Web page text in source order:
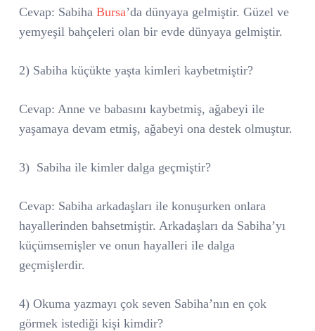
Cevap: Sabiha Bursa’da dünyaya gelmiştir. Güzel ve
yemyeşil bahçeleri olan bir evde dünyaya gelmiştir.
2) Sabiha küçükte yaşta kimleri kaybetmiştir?
Cevap: Anne ve babasını kaybetmiş, ağabeyi ile
yaşamaya devam etmiş, ağabeyi ona destek olmuştur.
3) Sabiha ile kimler dalga geçmiştir?
Cevap: Sabiha arkadaşları ile konuşurken onlara
hayallerinden bahsetmiştir. Arkadaşları da Sabiha’yı
küçümsemişler ve onun hayalleri ile dalga
geçmişlerdir.
4) Okuma yazmayı çok seven Sabiha’nın en çok
görmek istediği kişi kimdir?